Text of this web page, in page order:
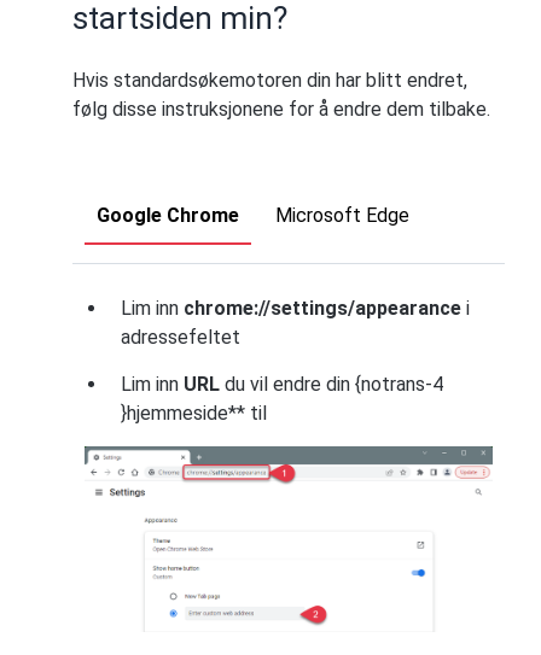
startsiden min?
Hvis standardsøkemotoren din har blitt endret,
følg disse instruksjonene for å endre dem tilbake.
Google Chrome Microsoft Edge
Lim inn chrome://settings/appearance i
adressefeltet
Lim inn URL du vil endre din {notrans-4
}hjemmeside** til